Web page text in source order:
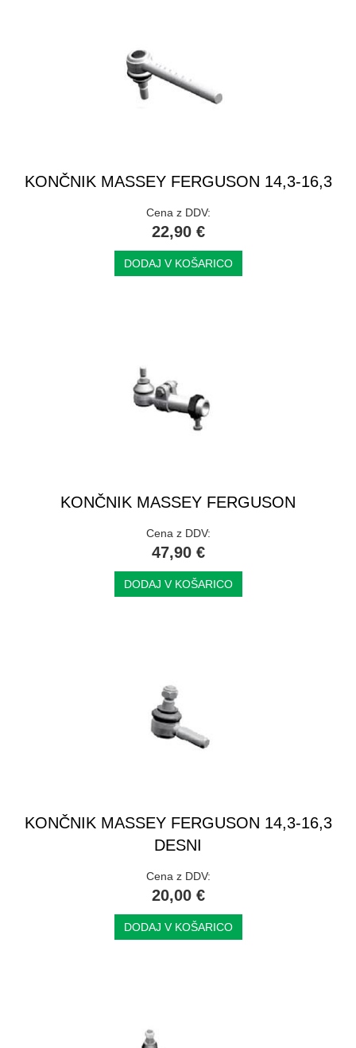
KONČNIK MASSEY FERGUSON 14,3-16,3
Cena z DDV:
22,90 €
DODAJ V KOŠARICO
KONČNIK MASSEY FERGUSON
Cena z DDV:
47,90 €
DODAJ V KOŠARICO
KONČNIK MASSEY FERGUSON 14,3-16,3
DESNI
Cena z DDV:
20,00 €
DODAJ V KOŠARICO